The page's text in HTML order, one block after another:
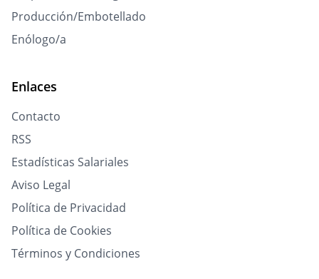
Producción/Embotellado
Enólogo/a
Enlaces
Contacto
RSS
Estadísticas Salariales
Aviso Legal
Política de Privacidad
Política de Cookies
Términos y Condiciones